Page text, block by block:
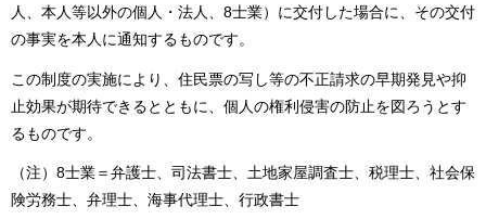
人、本人等以外の個人・法人、8士業）に交付した場合に、その交付
の事実を本人に通知するものです。
この制度の実施により、住民票の写し等の不正請求の早期発見や抑
止効果が期待できるとともに、個人の権利侵害の防止を図ろうとす
るものです。
（注）8士業＝弁護士、司法書士、土地家屋調査士、税理士、社会保
険労務士、弁理士、海事代理士、行政書士